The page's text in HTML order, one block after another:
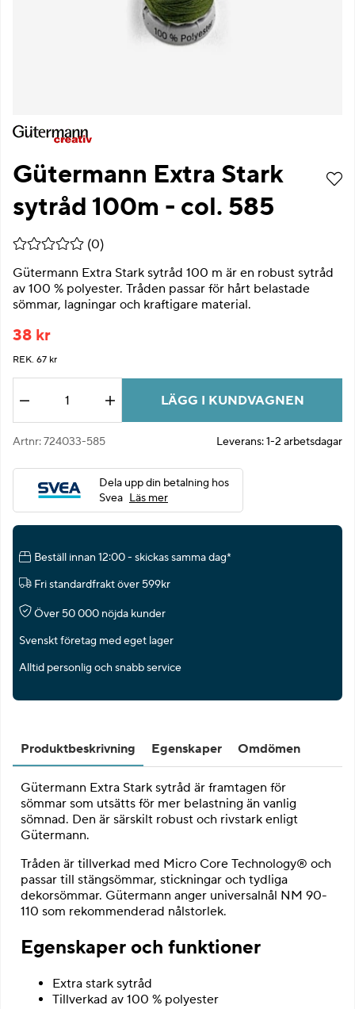
Gütermann Extra Stark
sytråd 100m - col. 585
Medelbetyg 0 av 5 Antal betyg 0
(0)
Gütermann Extra Stark sytråd 100 m är en robust sytråd
av 100 % polyester. Tråden passar för hårt belastade
sömmar, lagningar och kraftigare material.
38 kr
REK. 67 kr
LÄGG I KUNDVAGNEN
Artnr:724033-585 Leverans:1-2 arbetsdagar
Dela upp din betalning hos
Svea Läs mer
Beställ innan 12:00 - skickas samma dag*
Fri standardfrakt över 599kr
Över 50 000 nöjda kunder
Svenskt företag med eget lager
Alltid personlig och snabb service
Produktbeskrivning Egenskaper Omdömen
Gütermann Extra Stark sytråd är framtagen för
sömmar som utsätts för mer belastning än vanlig
sömnad. Den är särskilt robust och rivstark enligt
Gütermann.
Tråden är tillverkad med Micro Core Technology® och
passar till stängsömmar, stickningar och tydliga
dekorsömmar. Gütermann anger universalnål NM 90-
110 som rekommenderad nålstorlek.
Egenskaper och funktioner
Extra stark sytråd
Tillverkad av 100 % polyester